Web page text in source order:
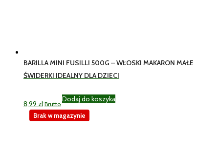
BARILLA MINI FUSILLI 500G – WŁOSKI MAKARON MAŁE
ŚWIDERKI IDEALNY DLA DZIECI
8,99 zł Brutto
Dodaj do koszyka
Brak w magazynie